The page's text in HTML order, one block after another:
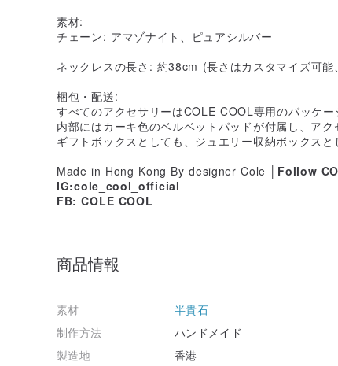
素材:
チェーン: アマゾナイト、ピュアシルバー
ネックレスの長さ: 約38cm (長さはカスタマイズ可
梱包・配送:
すべてのアクセサリーはCOLE COOL専用のパッケー
内部にはカーキ色のベルベットパッドが付属し、アク
ギフトボックスとしても、ジュエリー収納ボックスと
Made in Hong Kong By designer Cole │Follow
IG:cole_cool_official
FB: COLE COOL
商品情報
素材
半貴石
制作方法
ハンドメイド
製造地
香港